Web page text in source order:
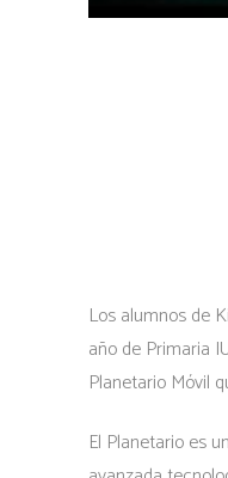
Los alumnos de
año de Primaria
Planetario Móvil
El Planetario es